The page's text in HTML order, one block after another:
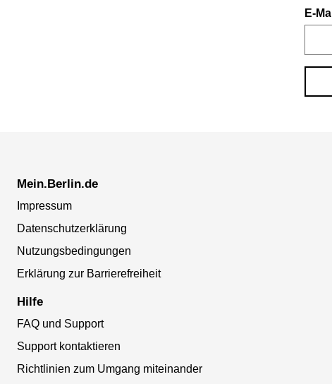
E-
Mein.Berlin.de
Impressum
Datenschutzerklärung
Nutzungsbedingungen
Erklärung zur Barrierefreiheit
Hilfe
FAQ und Support
Support kontaktieren
Richtlinien zum Umgang miteinander